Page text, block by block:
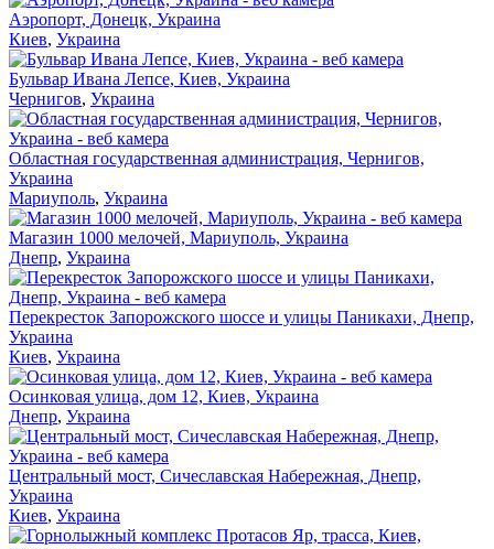
Аэропорт, Донецк, Украина
Киев, Украина
Бульвар Ивана Лепсе, Киев, Украина
Чернигов, Украина
Областная государственная администрация, Чернигов,
Украина
Мариуполь, Украина
Магазин 1000 мелочей, Мариуполь, Украина
Днепр, Украина
Перекресток Запорожского шоссе и улицы Паникахи, Днепр,
Украина
Киев, Украина
Осинковая улица, дом 12, Киев, Украина
Днепр, Украина
Центральный мост, Сичеславская Набережная, Днепр,
Украина
Киев, Украина